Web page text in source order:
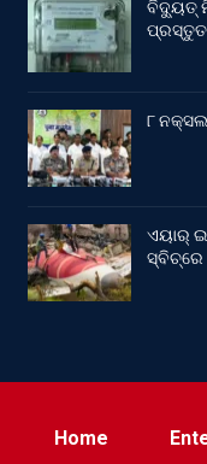
ବିଦ୍ୟୁତ୍
୮
ଏୟାର୍
ସ୍ବିଚ୍‌ରେ
Home